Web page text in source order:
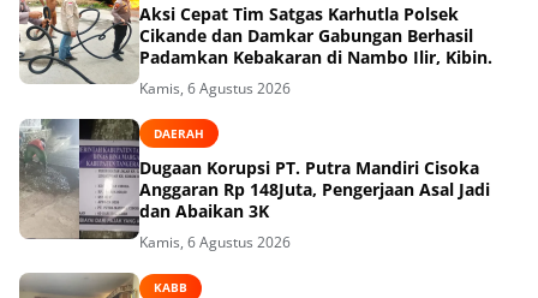
Aksi Cepat Tim Satgas Karhutla Polsek
Cikande dan Damkar Gabungan Berhasil
Padamkan Kebakaran di Nambo Ilir, Kibin.
Kamis, 6 Agustus 2026
DAERAH
Dugaan Korupsi PT. Putra Mandiri Cisoka
Anggaran Rp 148Juta, Pengerjaan Asal Jadi
dan Abaikan 3K
Kamis, 6 Agustus 2026
KABB